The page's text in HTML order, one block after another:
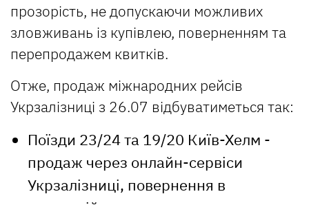
прозорість, не допускаючи можливих
зловживань із купівлею, поверненням та
перепродажем квитків.
Отже, продаж міжнародних рейсів
Укрзалізниці з 26.07 відбуватиметься так:
Поїзди 23/24 та 19/20 Київ-Хелм -
продаж через онлайн-сервіси
Укрзалізниці, повернення в